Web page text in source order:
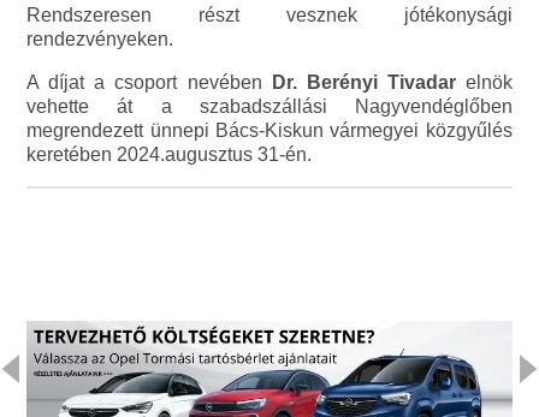
Rendszeresen részt vesznek jótékonysági
rendezvényeken.
A díjat a csoport nevében Dr. Berényi Tivadarelnök
vehette át a szabadszállási Nagyvendéglőben
megrendezett ünnepi Bács-Kiskun vármegyei közgyűlés
keretében 2024.augusztus 31-én.